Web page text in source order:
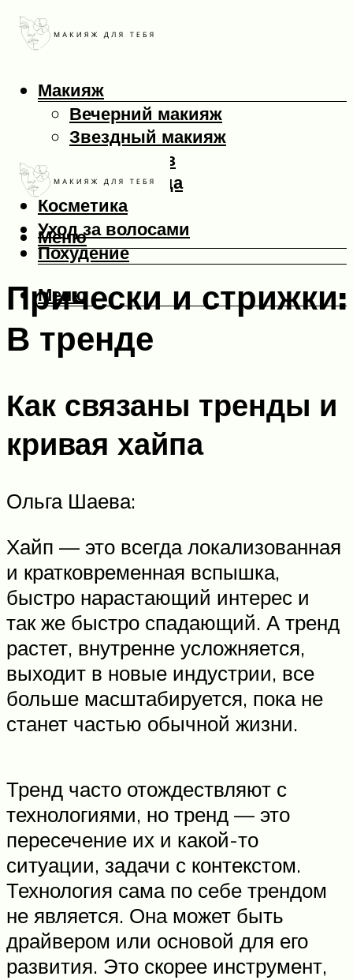
Макияж
Вечерний макияж
Звездный макияж
Макияж глаз
Макияж лица
Косметика
Уход за волосами
Похудение
Меню
Меню
Прически и стрижки:
В тренде
Как связаны тренды и
кривая хайпа
Ольга Шаева:
Хайп — это всегда локализованная
и кратковременная вспышка,
быстро нарастающий интерес и
так же быстро спадающий. А тренд
растет, внутренне усложняется,
выходит в новые индустрии, все
больше масштабируется, пока не
станет частью обычной жизни.
Тренд часто отождествляют с
технологиями, но тренд — это
пересечение их и какой-то
ситуации, задачи с контекстом.
Технология сама по себе трендом
не является. Она может быть
драйвером или основой для его
развития. Это скорее инструмент,